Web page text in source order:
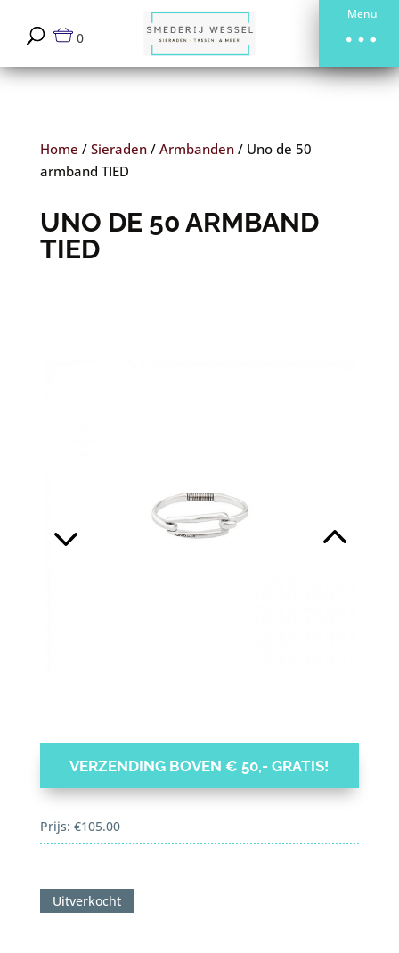
Menu
0
Home / Sieraden/ Armbanden/ Uno de 50
armband TIED
UNO DE 50 ARMBAND
TIED
VERZENDING BOVEN € 50,- GRATIS!
Prijs: €105.00
Uitverkocht